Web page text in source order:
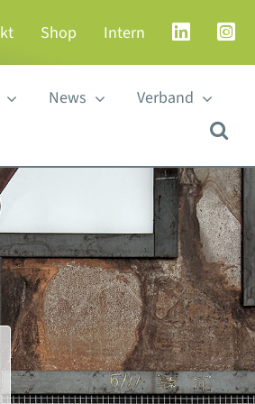
Shop Intern
News Verband